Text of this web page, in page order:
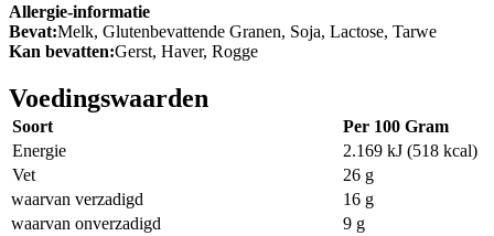
Allergie-informatie
Bevat:Melk, Glutenbevattende Granen, Soja, Lactose, Tarwe
Kan bevatten:Gerst, Haver, Rogge
Voedingswaarden
Soort
Per 100 Gram
Energie
2.169 kJ (518 kcal)
Vet
26 g
waarvan verzadigd
16 g
waarvan onverzadigd
9 g